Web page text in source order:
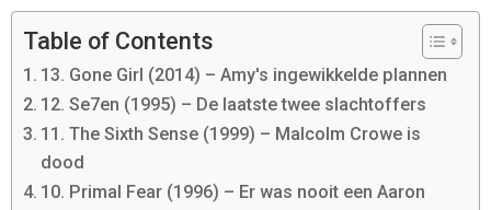
Table of Contents
13. Gone Girl (2014) – Amy's ingewikkelde plannen
12. Se7en (1995) – De laatste twee slachtoffers
11. The Sixth Sense (1999) – Malcolm Crowe is
dood
10. Primal Fear (1996) – Er was nooit een Aaron